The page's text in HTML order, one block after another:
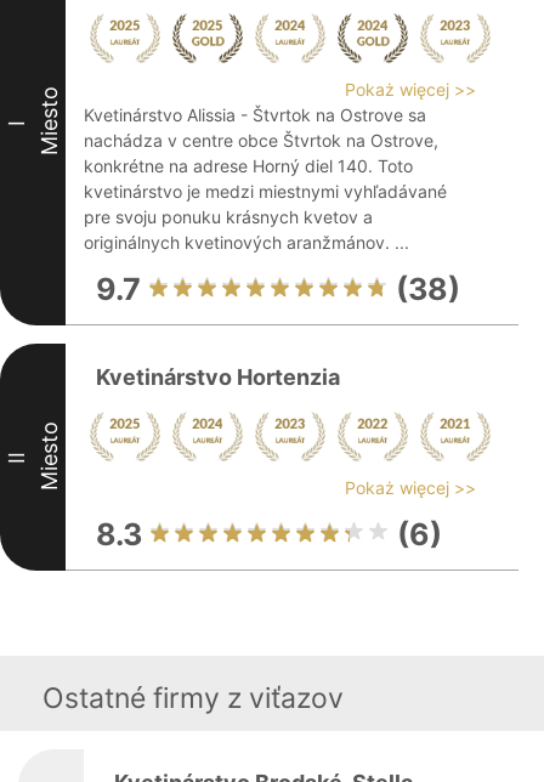
I Miesto
Pokaż więcej >>
Kvetinárstvo Alissia - Štvrtok na Ostrove sa
nachádza v centre obce Štvrtok na Ostrove,
konkrétne na adrese Horný diel 140. Toto
kvetinárstvo je medzi miestnymi vyhľadávané
pre svoju ponuku krásnych kvetov a
originálnych kvetinových aranžmánov. ...
9.7 (38)
II Miesto
Kvetinárstvo Hortenzia
Pokaż więcej >>
8.3 (6)
Ostatné firmy z viťazov